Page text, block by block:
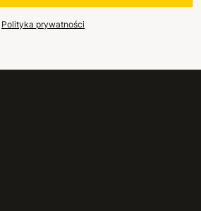
Polityka prywatności